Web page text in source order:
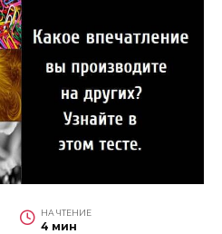
НА ЧТЕНИЕ
4 мин